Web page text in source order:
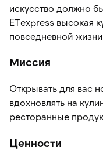
искусство должно
ETexpress высокая
повседневной жизни.
Миссия
Открывать для вас
вдохновлять на
ресторанные
Ценности